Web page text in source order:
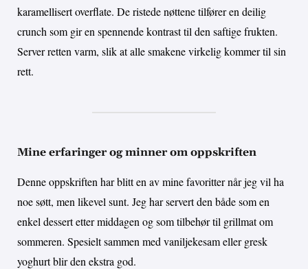
karamellisert overflate. De ristede nøttene tilfører en deilig
crunch som gir en spennende kontrast til den saftige frukten.
Server retten varm, slik at alle smakene virkelig kommer til sin
rett.
Mine erfaringer og minner om oppskriften
Denne oppskriften har blitt en av mine favoritter når jeg vil ha
noe søtt, men likevel sunt. Jeg har servert den både som en
enkel dessert etter middagen og som tilbehør til grillmat om
sommeren. Spesielt sammen med vaniljekesam eller gresk
yoghurt blir den ekstra god.